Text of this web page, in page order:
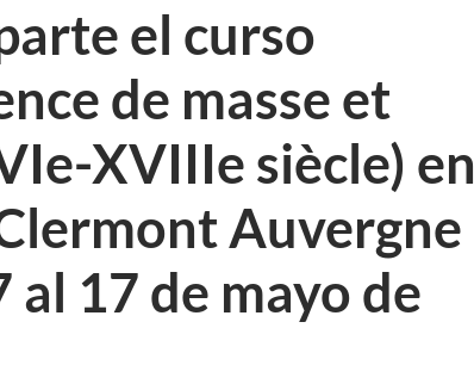
el curso
de masse et
XVIIIe siècle) en
Auvergne
al 17 de mayo de